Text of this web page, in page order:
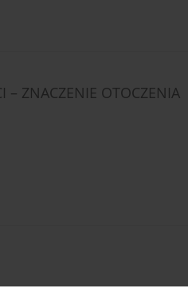
– ZNACZENIE OTOCZENIA